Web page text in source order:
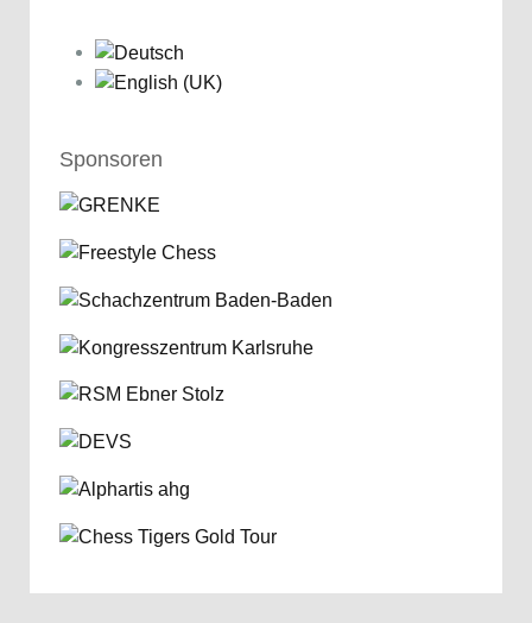
Sponsoren